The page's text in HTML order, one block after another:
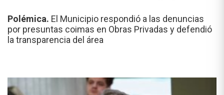
Polémica. El Municipio respondió a las denuncias
por presuntas coimas en Obras Privadas y defendió
la transparencia del área